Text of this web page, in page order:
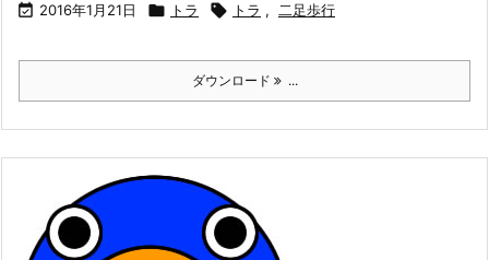
 2016年1月21日  トラ  トラ , 二足歩行
ダウンロード ...